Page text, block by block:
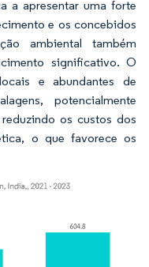
a apresentar uma forte
e os concebidos
ambiental também
significativo. O
e abundantes de
potencialmente
os custos dos
o que favorece os